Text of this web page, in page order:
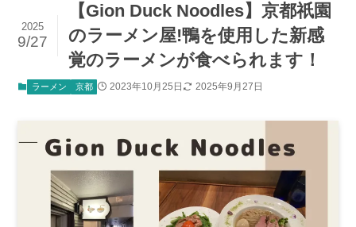
【Gion Duck Noodles】京都祇園
のラーメン屋!鴨を使用した新感
覚のラーメンが食べられます！
2025
9/27
ラーメン 京都 2023年10月25日 2025年9月27日